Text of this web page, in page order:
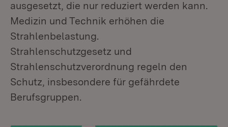
ausgesetzt, die nur reduziert werden kann.
Medizin und Technik erhöhen die
Strahlenbelastung.
Strahlenschutzgesetz und
Strahlenschutzverordnung regeln den
Schutz, insbesondere für gefährdete
Berufsgruppen.